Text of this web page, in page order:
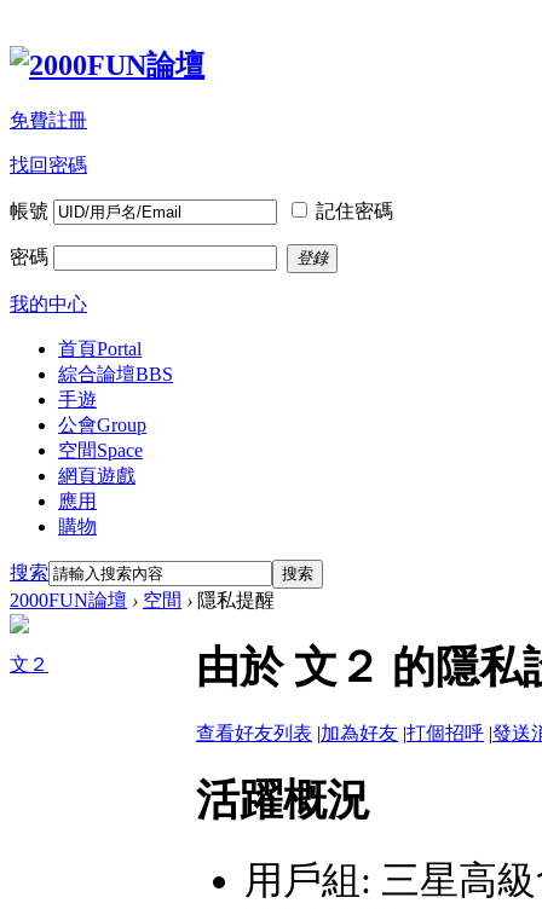
免費註冊
找回密碼
帳號 記住密碼
密碼 登錄
我的中心
首頁Portal
綜合論壇BBS
手遊
公會Group
空間Space
網頁遊戲
應用
購物
搜索 搜索
2000FUN論壇 › 空間 › 隱私提醒
文２ 由於 文２ 的隱
查看好友列表 |加為好友 |打個招呼 |發送
活躍概況
用戶組: 三星高